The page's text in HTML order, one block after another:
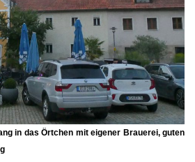
in das Örtchen mit eigener Brauerei, guten